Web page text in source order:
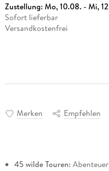
Zustellung:Mo, 10.08. - Mi,
Sofort lieferbar
Versandkostenfrei
Merken Empfehlen
45 wilde Touren:Abenteuer